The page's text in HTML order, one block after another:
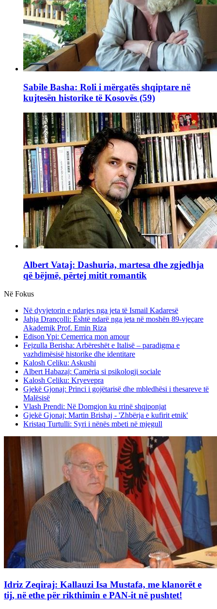
Sabile Basha: Roli i mërgatës shqiptare në
kujtesën historike të Kosovës (59)
Albert Vataj: Dashuria, martesa dhe zgjedhja
që bëjmë, përtej mitit romantik
Në Fokus
Në dyvjetorin e ndarjes nga jeta të Ismail Kadaresë
Jahja Drançolli: Është ndarë nga jeta në moshën 89-vjeçare
Akademik Prof. Emin Riza
Edison Ypi: Çemerrica mon amour
Fejzulla Berisha: Arbëreshët e Italisë – paradigma e
vazhdimësisë historike dhe identitare
Kalosh Çeliku: Askushi
Albert Habazaj: Çamëria si psikologji sociale
Kalosh Çeliku: Kryevepra
Gjekë Gjonaj: Princi i gojëtarisë dhe mbledhësi i thesareve të
Malësisë
Vlash Prendi: Në Domgjon ku rrinë shqiponjat
Gjekë Gjonaj: Martin Brishaj - 'Zhbërja e kufirit etnik'
Kristaq Turtulli: Syri i nënës mbeti në mjegull
Idriz Zeqiraj: Kallauzi Isa Mustafa, me klanorët e
tij, në ethe për rikthimin e PAN-it në pushtet!